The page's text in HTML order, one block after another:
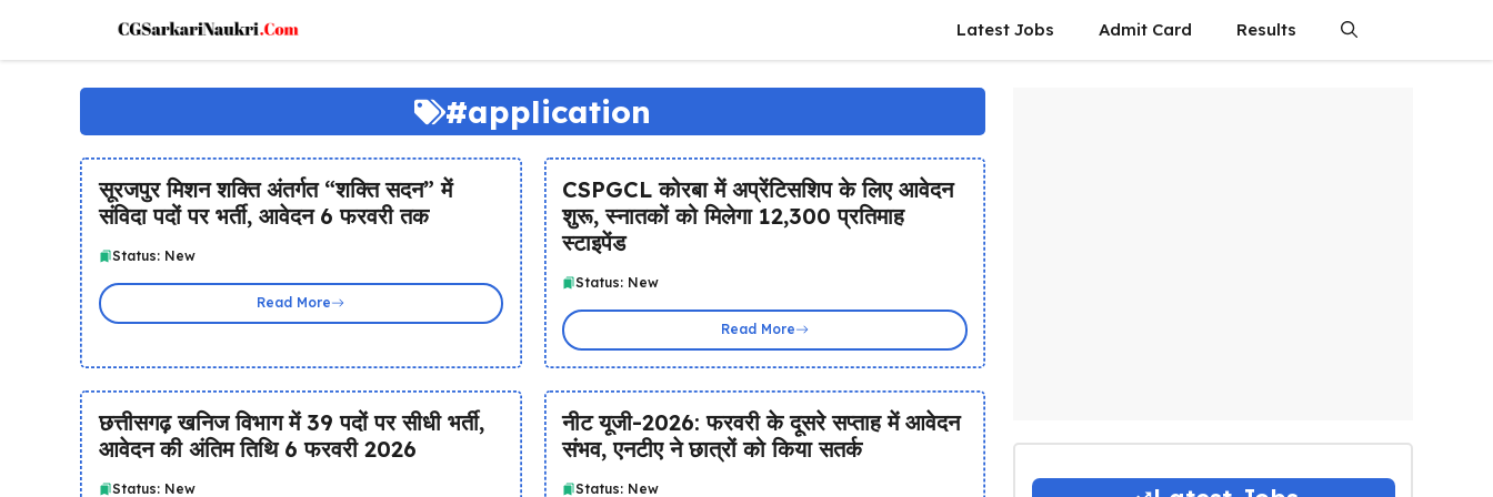
content
Latest Jobs Admit Card Results
#application
सूरजपुर मिशन शक्ति अंतर्गत “शक्ति सदन” में
संविदा पदों पर भर्ती, आवेदन 6 फरवरी तक
Status: New
Read More
CSPGCL कोरबा में अप्रेंटिसशिप के लिए आवेदन
शुरू, स्नातकों को मिलेगा ₹12,300 प्रतिमाह
स्टाइपेंड
Status: New
Read More
छत्तीसगढ़ खनिज विभाग में 39 पदों पर सीधी भर्ती,
आवेदन की अंतिम तिथि 6 फरवरी 2026
Status: New
नीट यूजी-2026: फरवरी के दूसरे सप्ताह में आवेदन
संभव, एनटीए ने छात्रों को किया सतर्क
Status: New